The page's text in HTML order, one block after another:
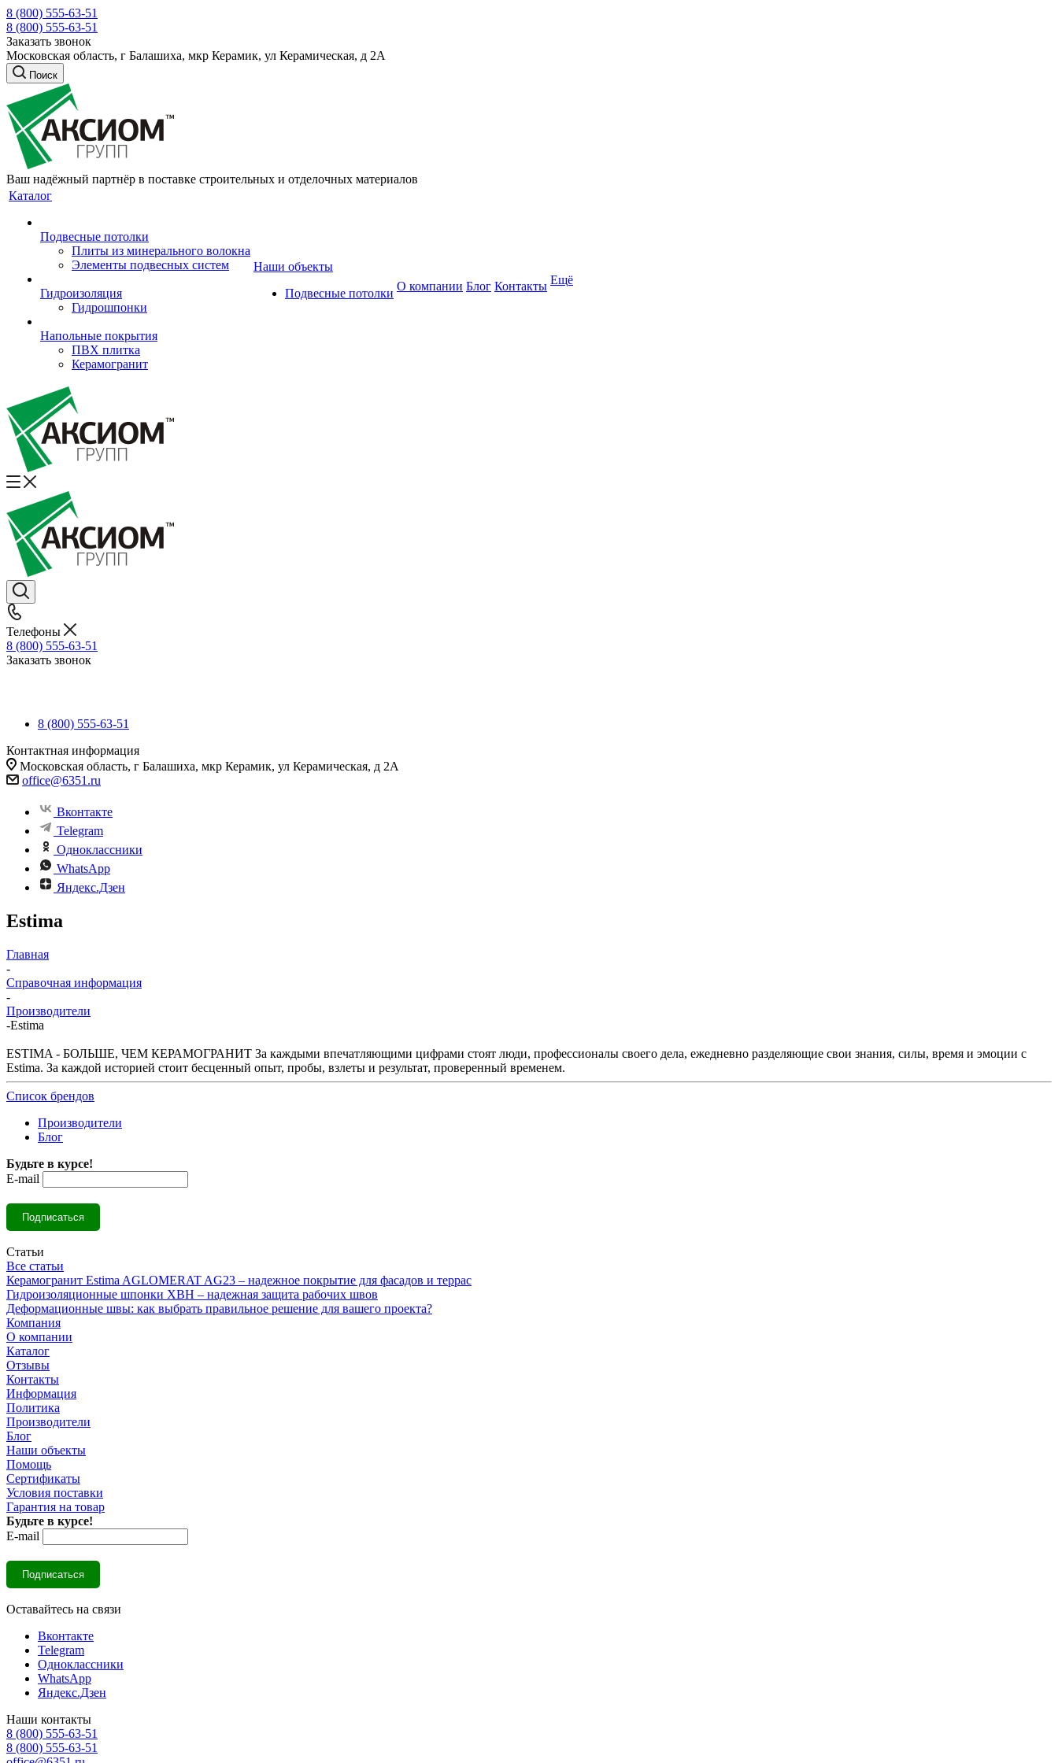
8 (800) 555-63-51
8 (800) 555-63-51
Заказать звонок
Московская область, г Балашиха, мкр Керамик, ул Керамическая, д 2А
Поиск
Ваш надёжный партнёр в поставке строительных и отделочных материалов
Каталог
Подвесные потолки
Плиты из минерального волокна
Элементы подвесных систем
Гидроизоляция
Гидрошпонки
Напольные покрытия
ПВХ плитка
Керамогранит
Наши объекты
Подвесные потолки
О компании Блог Контакты Ещё
Телефоны
8 (800) 555-63-51
Заказать звонок
8 (800) 555-63-51
Контактная информация
Московская область, г Балашиха, мкр Керамик, ул Керамическая, д 2А
office@6351.ru
Вконтакте
Telegram
Одноклассники
WhatsApp
Яндекс.Дзен
Estima
Главная
-
Справочная информация
-
Производители
-Estima
ESTIMA - БОЛЬШЕ, ЧЕМ КЕРАМОГРАНИТ За каждыми впечатляющими цифрами стоят люди, профессионалы своего дела, ежедневно разделяющие свои знания, силы, время и эмоции с
Estima. За каждой историей стоит бесценный опыт, пробы, взлеты и результат, проверенный временем.
Список брендов
Производители
Блог
Будьте в курсе!
E-mail
Статьи
Все статьи
Керамогранит Estima AGLOMERAT AG23 – надежное покрытие для фасадов и террас
Гидроизоляционные шпонки ХВН – надежная защита рабочих швов
Деформационные швы: как выбрать правильное решение для вашего проекта?
Компания
О компании
Каталог
Отзывы
Контакты
Информация
Политика
Производители
Блог
Наши объекты
Помощь
Сертификаты
Условия поставки
Гарантия на товар
Будьте в курсе!
E-mail
Оставайтесь на связи
Вконтакте
Telegram
Одноклассники
WhatsApp
Яндекс.Дзен
Наши контакты
8 (800) 555-63-51
8 (800) 555-63-51